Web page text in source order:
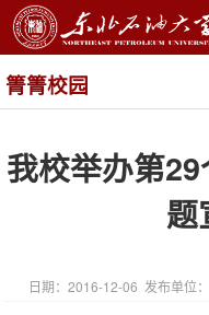
箐箐校园
我校举办第
题
日期：2016-12-06 发布单位